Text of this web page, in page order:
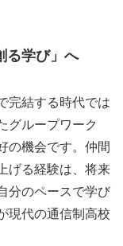
る学び」へ
完結する時代では
グループワーク
の機会です。仲間
げる経験は、将来
分のペースで学び
現代の通信制高校